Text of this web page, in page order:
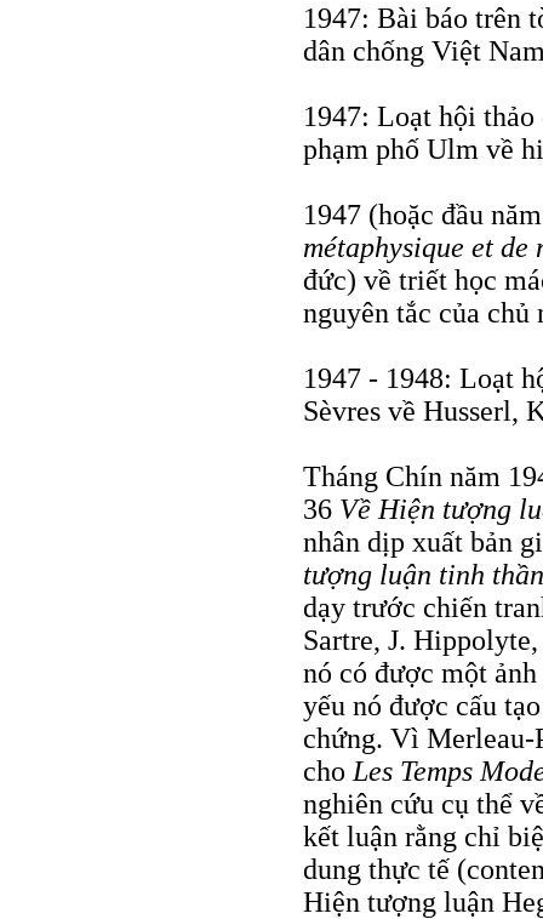
1947: Bài báo trên
dân chống Việt
1947: Loạt hội thảo
phạm phố Ulm về
1947 (hoặc đầu
métaphysique et de
đức) về triết học
nguyên tắc của
1947 - 1948: Loạt
Sèvres về Husserl,
Tháng Chín năm
36 Về Hiện tượng
nhân dịp xuất bản
tượng luận tinh thần
dạy trước chiến
Sartre, J.
nó có được một
yếu nó được cấu
chứng. Vì Merleau-
cho Les Temps
nghiên cứu cụ thể
kết luận rằng chỉ
dung thực tế
Hiện tượng luận